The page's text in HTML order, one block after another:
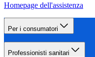
Homepage dell'assistenza
Per i consumatori
Professionisti sanitari